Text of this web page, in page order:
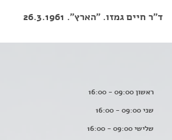
ד"ר חיים גמזו. "הארץ". 26.3.1961
ראשון 09:00 - 16:00
שני 09:00 - 16:00
שלישי 09:00 - 16:00